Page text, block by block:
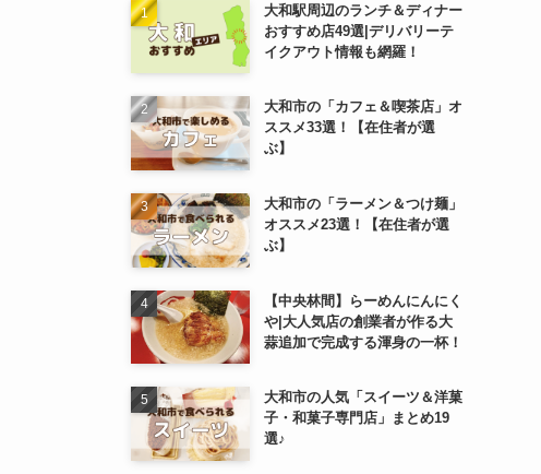
大和駅周辺のランチ＆ディナー
おすすめ店49選|デリバリーテ
イクアウト情報も網羅！
大和市の「カフェ＆喫茶店」オ
ススメ33選！【在住者が選
ぶ】
大和市の「ラーメン＆つけ麺」
オススメ23選！【在住者が選
ぶ】
【中央林間】らーめんにんにく
や|大人気店の創業者が作る大
蒜追加で完成する渾身の一杯！
大和市の人気「スイーツ＆洋菓
子・和菓子専門店」まとめ19
選♪